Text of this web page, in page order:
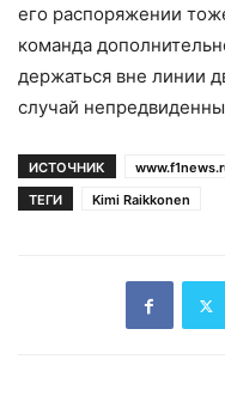
его распоряжении
команда
держаться вне линии
случай
ИСТОЧНИК
ТЕГИ
Kimi Raikkonen